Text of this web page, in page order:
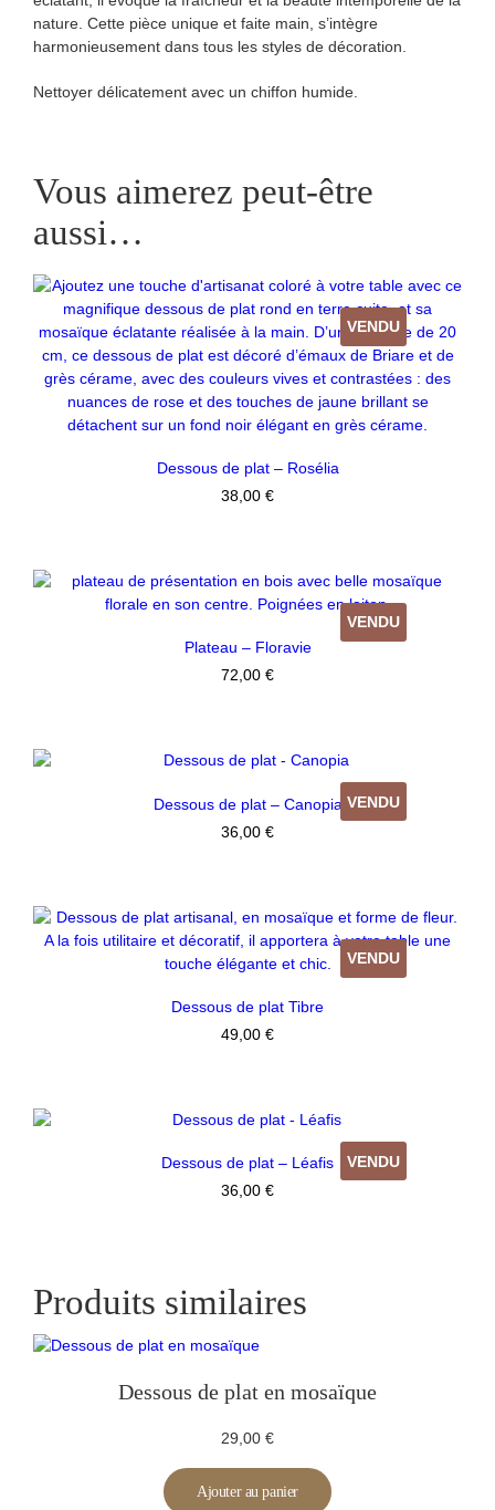
nature. Cette pièce unique et faite main, s’intègre
harmonieusement dans tous les styles de décoration.
Nettoyer délicatement avec un chiffon humide.
Vous aimerez peut-être
aussi…
VENDU
Dessous de plat – Rosélia
38,00 €
VENDU
Plateau – Floravie
72,00 €
VENDU
Dessous de plat – Canopia
36,00 €
VENDU
Dessous de plat Tibre
49,00 €
VENDU
Dessous de plat – Léafis
36,00 €
Produits similaires
Dessous de plat en mosaïque
29,00 €
Ajouter au panier